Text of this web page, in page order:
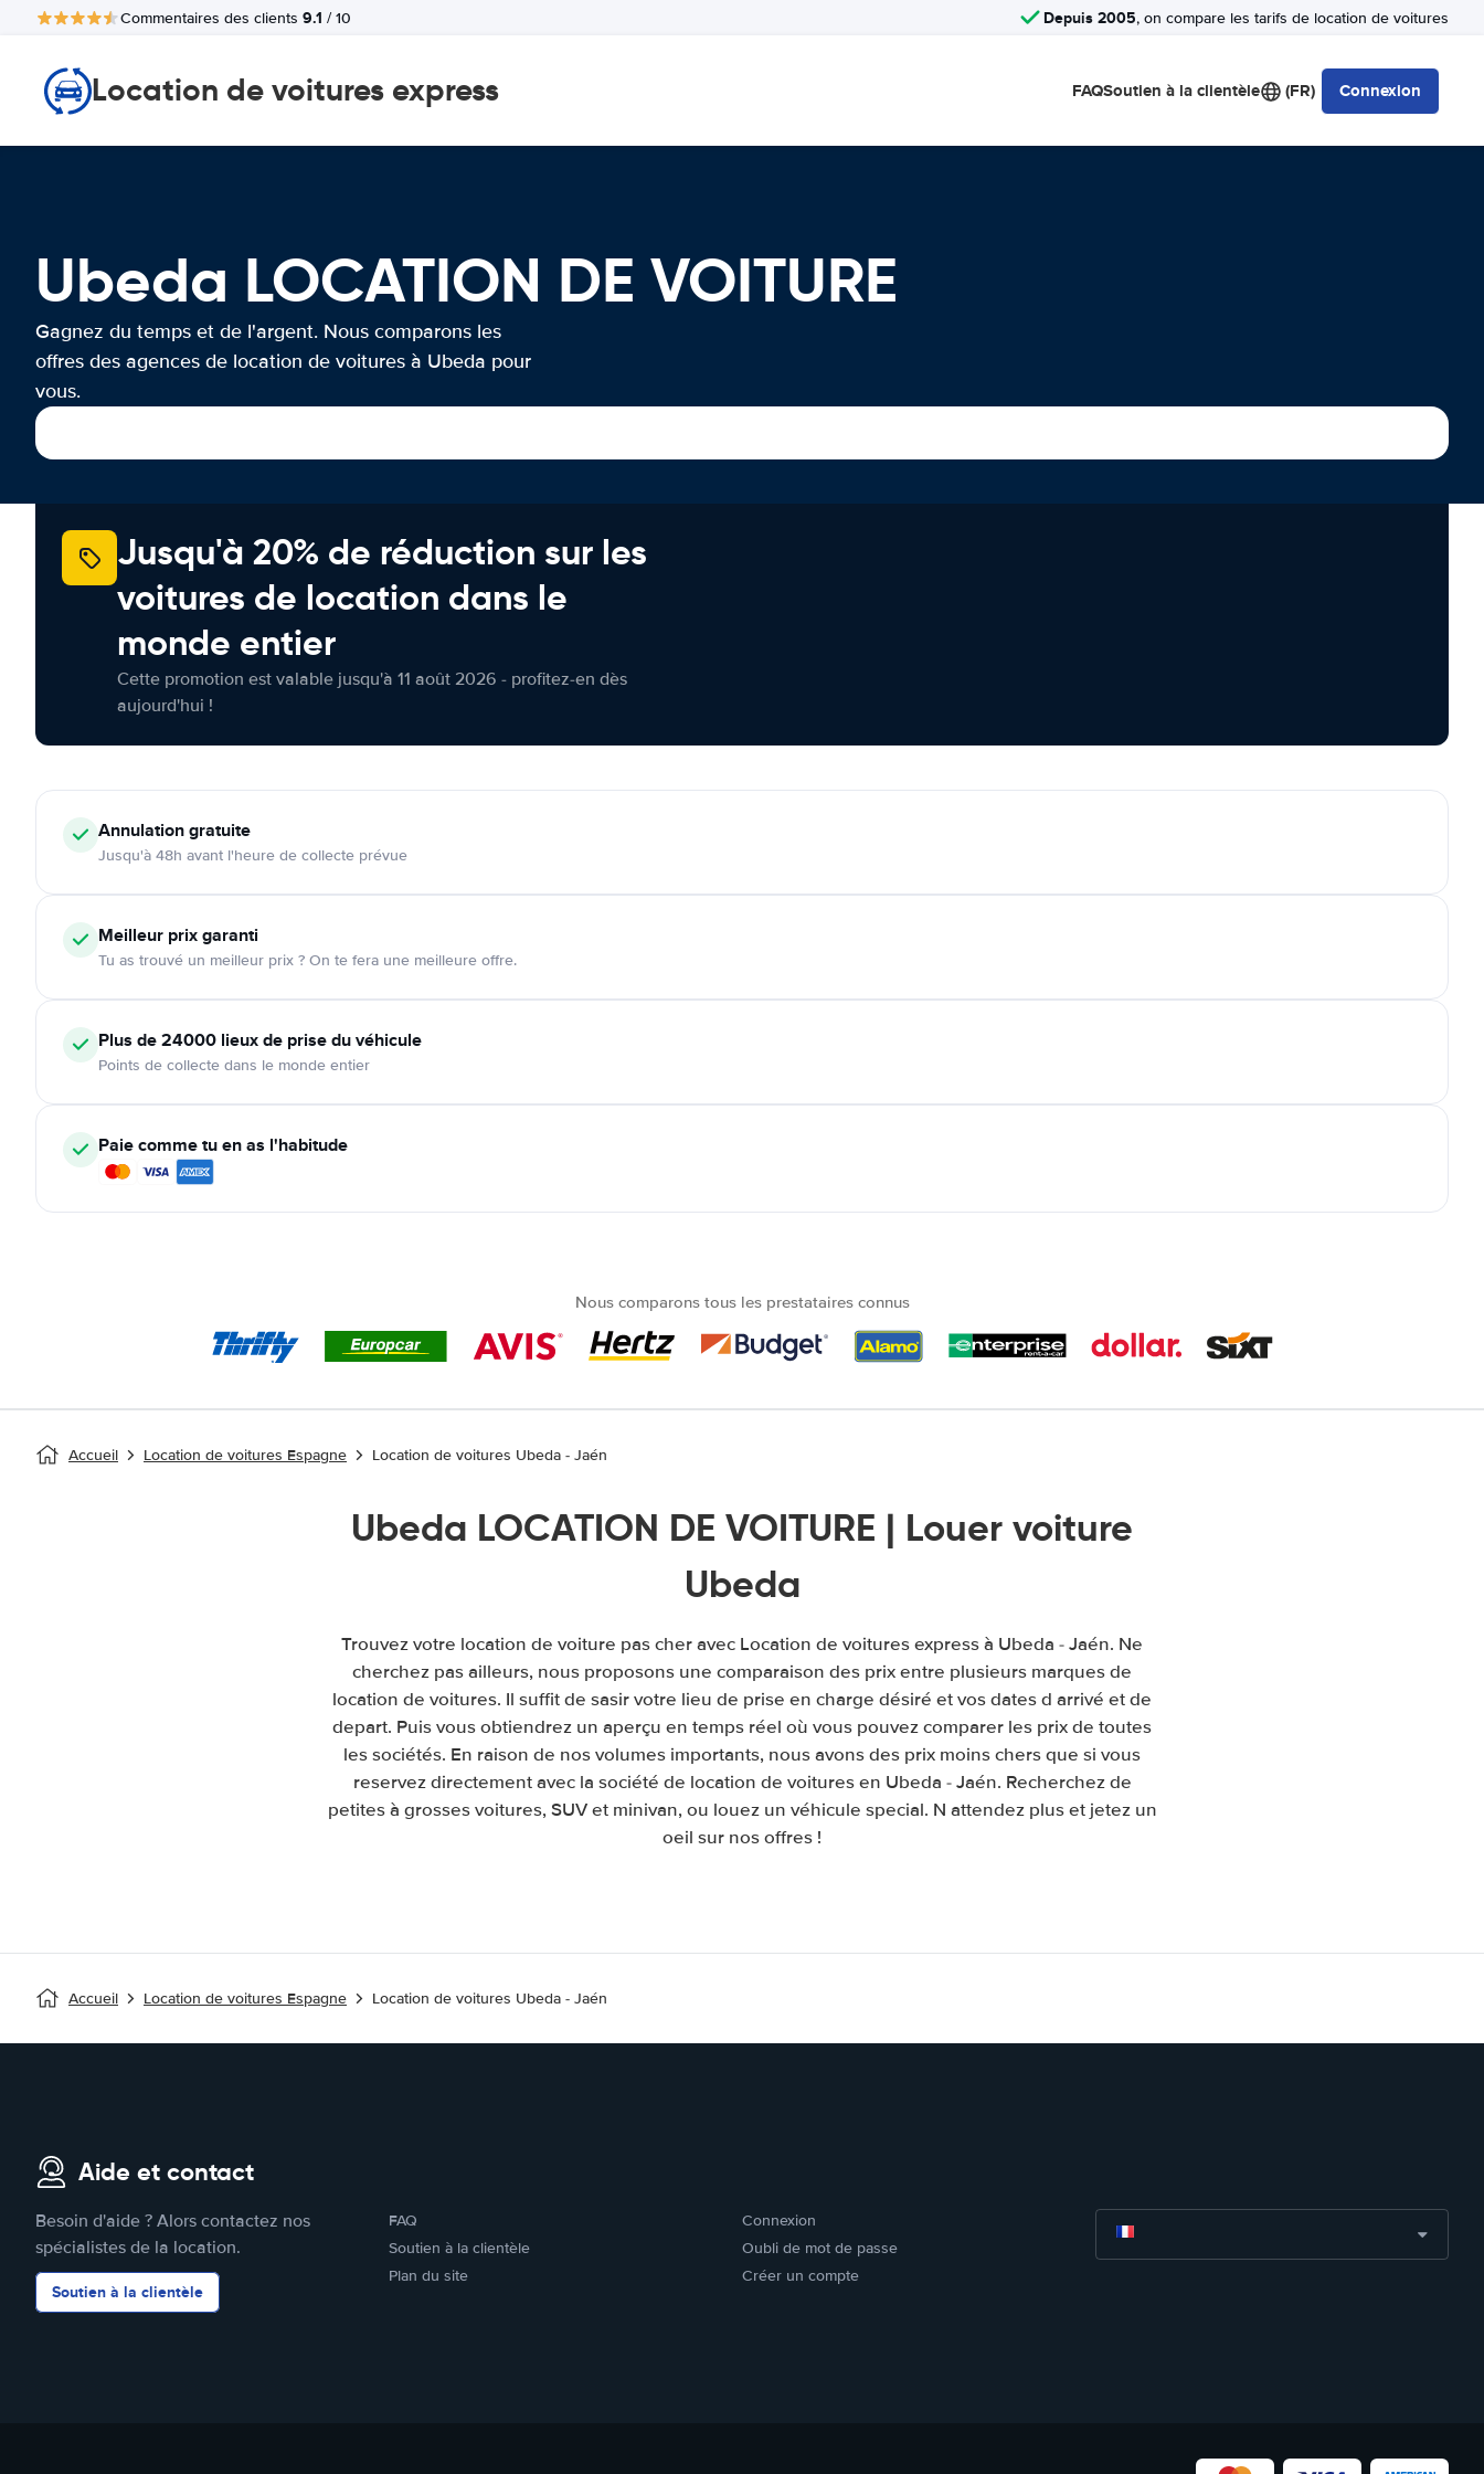
Commentaires des clients 9.1 / 10 Depuis 2005, on compare les tarifs de location de voitures
Location de voitures express FAQSoutien à la clientèle (FR) Connexion
Ubeda LOCATION DE VOITURE
Gagnez du temps et de l'argent. Nous comparons les
offres des agences de location de voitures à Ubeda pour
vous.
Jusqu'à 20% de réduction sur les
voitures de location dans le
monde entier
Cette promotion est valable jusqu'à 11 août 2026 - profitez-en dès
aujourd'hui !
Annulationgratuite
Jusqu'à 48h avant l'heure de collecte prévue
Meilleur prix garanti
Tu as trouvé un meilleur prix ? On te fera une meilleure offre.
Plus de 24000 lieux de prise du véhicule
Points de collecte dans le monde entier
Paie comme tu en as l'habitude
Nous comparons tous les prestataires connus
Accueil Location de voitures Espagne Location de voitures Ubeda - Jaén
Ubeda LOCATION DE VOITURE | Louer voiture
Ubeda
Trouvez votre location de voiture pas cher avec Location de voitures express à Ubeda - Jaén. Ne
cherchez pas ailleurs, nous proposons une comparaison des prix entre plusieurs marques de
location de voitures. Il suffit de sasir votre lieu de prise en charge désiré et vos dates d arrivé et de
depart. Puis vous obtiendrez un aperçu en temps réel où vous pouvez comparer les prix de toutes
les sociétés. En raison de nos volumes importants, nous avons des prix moins chers que si vous
reservez directement avec la société de location de voitures en Ubeda - Jaén. Recherchez de
petites à grosses voitures, SUV et minivan, ou louez un véhicule special. N attendez plus et jetez un
oeil sur nos offres !
Accueil Location de voitures Espagne Location de voitures Ubeda - Jaén
Aide et contact
Besoin d'aide ? Alors contactez nos
spécialistes de la location.
Soutien à la clientèle
FAQ
Soutien à la clientèle
Plan du site
Connexion
Oubli de mot de passe
Créer un compte